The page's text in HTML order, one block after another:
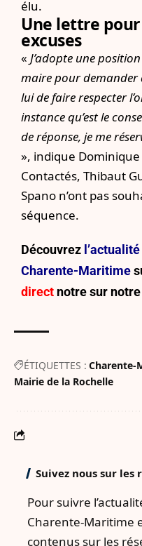
élu.
Une lettre
excuses
« J’adopte une
maire pour demander
lui de faire respecter
instance qu’est le
de réponse, je me
», indique Dominique
Contactés, Thibaut
Spano n’ont pas
séquence.
Découvrez
Charente-Maritime
direct notre sur notre
ÉTIQUETTES : Charente-
Mairie de la Rochelle
Suivez nous sur les
Pour suivre
Charente-Maritime
contenus sur les